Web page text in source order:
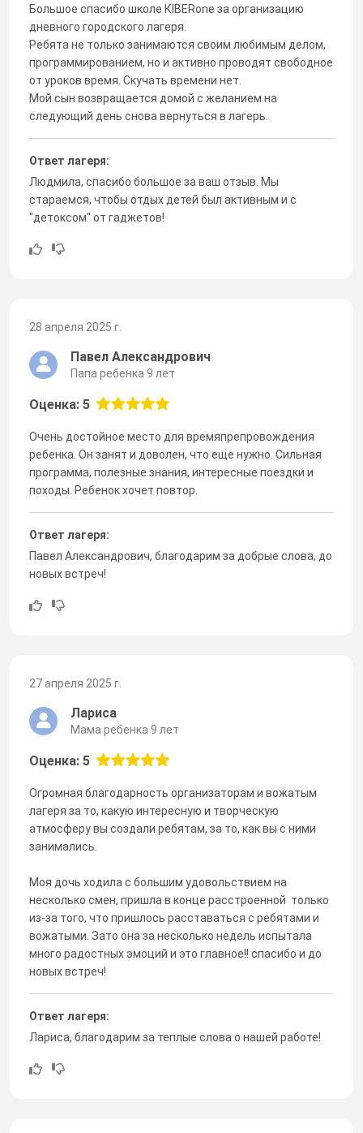
Большое спасибо школе КIВЕRone за организацию
дневного городского лагеря.
Ребята не только занимаются своим любимым делом,
программированием, но и активно проводят свободное
от уроков время. Скучать времени нет.
Мой сын возвращается домой с желанием на
следующий день снова вернуться в лагерь.
Ответ лагеря:
Людмила, спасибо большое за ваш отзыв. Мы
стараемся, чтобы отдых детей был активным и с
"детоксом" от гаджетов!
28 апреля 2025 г.
Павел Александрович
Папа ребенка 9 лет
Оценка: 5
Очень достойное место для времяпрепровождения
ребенка. Он занят и доволен, что еще нужно. Сильная
программа, полезные знания, интересные поездки и
походы. Ребенок хочет повтор.
Ответ лагеря:
Павел Александрович, благодарим за добрые слова, до
новых встреч!
27 апреля 2025 г.
Лариса
Мама ребенка 9 лет
Оценка: 5
Огромная благодарность организаторам и вожатым
лагеря за то, какую интересную и творческую
атмосферу вы создали ребятам, за то, как вы с ними
занимались.
Моя дочь ходила с большим удовольствием на
несколько смен, пришла в конце расстроенной только
из-за того, что пришлось расставаться с ребятами и
вожатыми. Зато она за несколько недель испытала
много радостных эмоций и это главное!! спасибо и до
новых встреч!
Ответ лагеря:
Лариса, благодарим за теплые слова о нашей работе!